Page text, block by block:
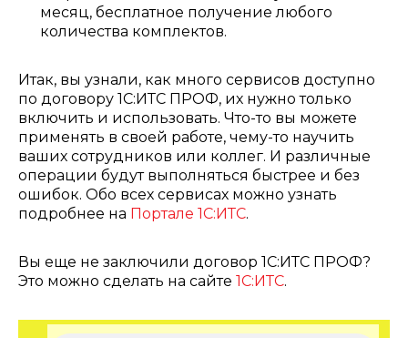
месяц, бесплатное получение любого
количества комплектов.
Итак, вы узнали, как много сервисов доступно
по договору 1С:ИТС ПРОФ, их нужно только
включить и использовать. Что-то вы можете
применять в своей работе, чему-то научить
ваших сотрудников или коллег. И различные
операции будут выполняться быстрее и без
ошибок. Обо всех сервисах можно узнать
подробнее на Портале 1С:ИТС.
Вы еще не заключили договор 1С:ИТС ПРОФ?
Это можно сделать на сайте 1С:ИТС.